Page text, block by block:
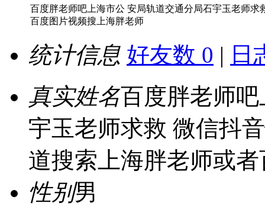
百度胖老师吧上海市公 安局轨道交通分局石宇玉老师求
百度图片视频搜上海胖老师
统计信息 好友数 0 | 日
真实姓名百度胖老师
宇玉老师求救 微信抖
道搜索上海胖老师或
性别男